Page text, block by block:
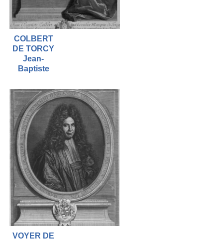
COLBERT
DE TORCY
Jean-
Baptiste
VOYER DE